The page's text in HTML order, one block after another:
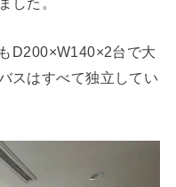
D200×W140×2台で大
スはすべて独立してい